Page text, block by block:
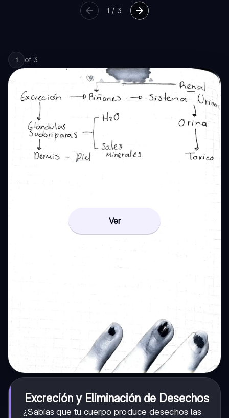
1 / 3
1 of 3
Ver
Excreción y Eliminación de Desechos
¿Sabías que tu cuerpo produce desechos las